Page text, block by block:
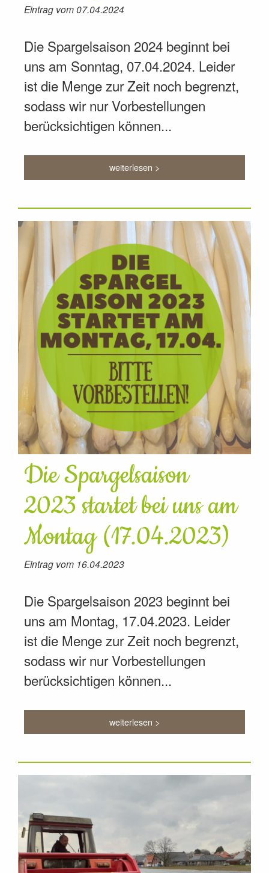
Eintrag vom 07.04.2024
Die Spargelsaison 2024 beginnt bei
uns am Sonntag, 07.04.2024. Leider
ist die Menge zur Zeit noch begrenzt,
sodass wir nur Vorbestellungen
berücksichtigen können...
weiterlesen >
Die Spargelsaison
2023 startet bei uns am
Montag (17.04.2023)
Eintrag vom 16.04.2023
Die Spargelsaison 2023 beginnt bei
uns am Montag, 17.04.2023. Leider
ist die Menge zur Zeit noch begrenzt,
sodass wir nur Vorbestellungen
berücksichtigen können...
weiterlesen >